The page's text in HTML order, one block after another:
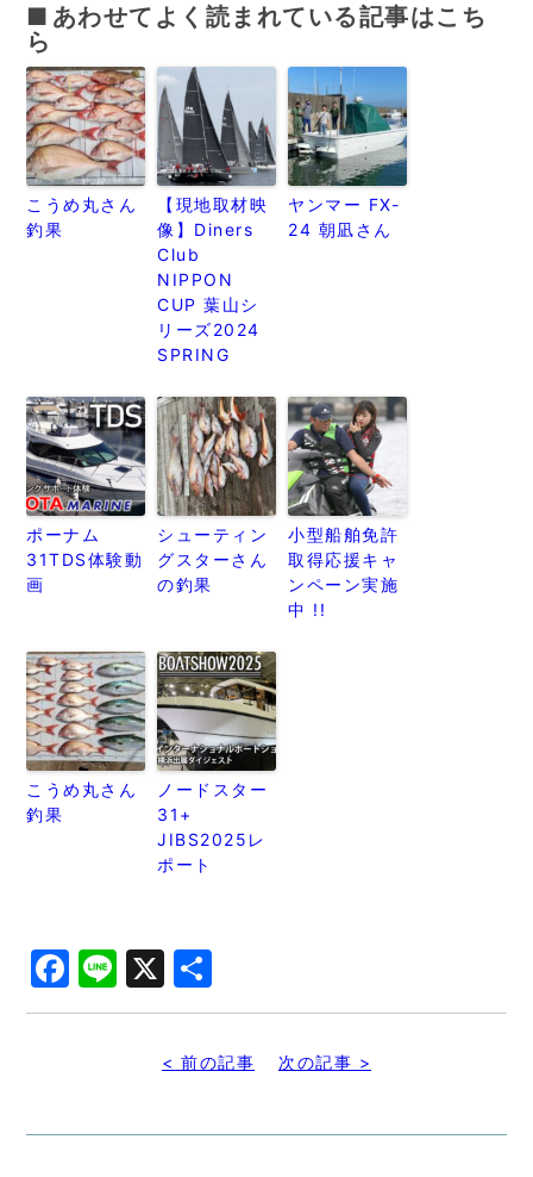
あわせてよく読まれている記事はこち
ら
こうめ丸さん
釣果
【現地取材映
像】Diners
Club
NIPPON
CUP 葉山シ
リーズ2024
SPRING
ヤンマー FX-
24 朝凪さん
ポーナム
31TDS体験動
画
シューティン
グスターさん
の釣果
小型船舶免許
取得応援キャ
ンペーン実施
中 !!
こうめ丸さん
釣果
ノードスター
31+
JIBS2025レ
ポート
Facebook
Line
X
有
< 前の記事 次の記事 >